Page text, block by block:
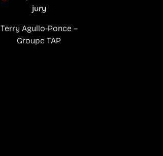
jury
Terry Agullo-Ponce –
Groupe TAP